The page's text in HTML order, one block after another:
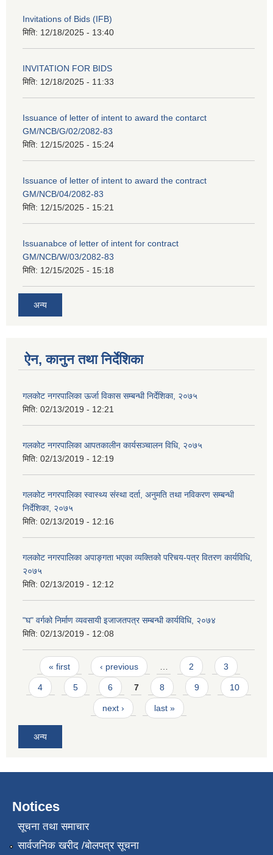
Invitations of Bids (IFB)
मिति: 12/18/2025 - 13:40
INVITATION FOR BIDS
मिति: 12/18/2025 - 11:33
Issuance of letter of intent to award the contarct
GM/NCB/G/02/2082-83
मिति: 12/15/2025 - 15:24
Issuance of letter of intent to award the contract
GM/NCB/04/2082-83
मिति: 12/15/2025 - 15:21
Issuanabce of letter of intent for contract
GM/NCB/W/03/2082-83
मिति: 12/15/2025 - 15:18
अन्य
ऐन, कानुन तथा निर्देशिका
गलकोट नगरपालिका ऊर्जा विकास सम्बन्धी निर्देशिका, २०७५
मिति: 02/13/2019 - 12:21
गलकोट नगरपालिका आपतकालीन कार्यसञ्चालन विधि, २०७५
मिति: 02/13/2019 - 12:19
गलकोट नगरपालिका स्वास्थ्य संस्था दर्ता, अनुमति तथा नविकरण सम्बन्धी
निर्देशिका, २०७५
मिति: 02/13/2019 - 12:16
गलकोट नगरपालिका अपाङ्गता भएका व्यक्तिको परिचय-पत्र वितरण कार्यविधि,
२०७५
मिति: 02/13/2019 - 12:12
"घ" वर्गको निर्माण व्यवसायी इजाजतपत्र सम्बन्धी कार्यविधि, २०७४
मिति: 02/13/2019 - 12:08
Pages
« first ‹ previous 2 3
4 5 6 7 8 9 10
next › last »
अन्य
Notices
सूचना तथा समाचार
सार्वजनिक खरीद /बोलपत्र सूचना